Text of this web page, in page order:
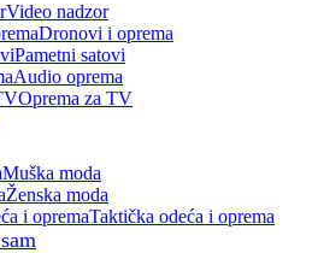
Video nadzor
Dronovi i oprema
Pametni satovi
Audio oprema
Oprema za TV
Muška moda
Ženska moda
Taktička odeća i oprema